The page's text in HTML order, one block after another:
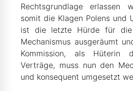
Rechtsgrundlage erlassen
somit die Klagen Polens und
ist die letzte Hürde für die
Mechanismus ausgeräumt
Kommission, als Hüterin
Verträge, muss nun den
und konsequent umgesetzt